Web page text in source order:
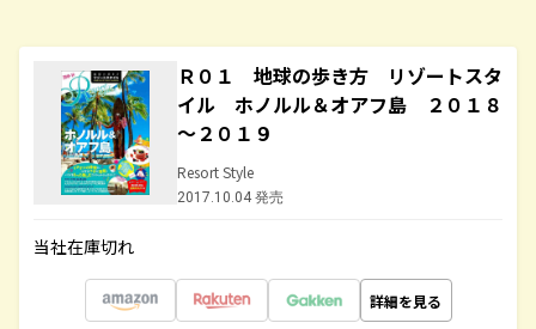
Ｒ０１ 地球の歩き方 リゾートスタ
イル ホノルル＆オアフ島 ２０１８
～２０１９
Resort Style
2017.10.04 発売
当社在庫切れ
詳細を見る